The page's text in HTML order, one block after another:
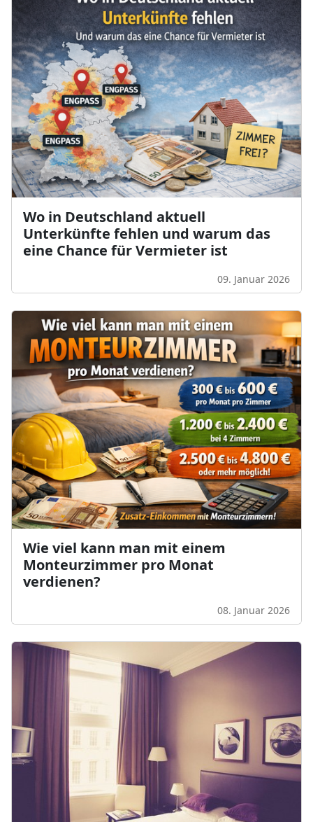
Wo in Deutschland aktuell
Unterkünfte fehlen und warum das
eine Chance für Vermieter ist
09. Januar 2026
Wie viel kann man mit einem
Monteurzimmer pro Monat
verdienen?
08. Januar 2026